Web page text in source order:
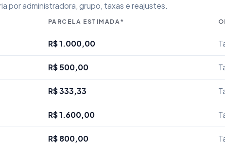
por administradora, grupo, taxas e reajustes.
PARCELA ESTIMADA*
R$ 1.000,00
R$ 500,00
R$ 333,33
R$ 1.600,00
R$ 800,00